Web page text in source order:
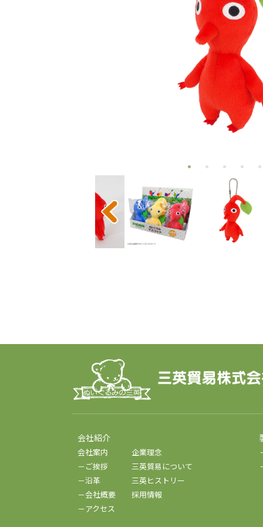
会社紹介
会社案内
－ご挨拶
－沿革
－会社概要
－アクセス
企業理念
三英貿易について
三英ヒストリー
採用情報